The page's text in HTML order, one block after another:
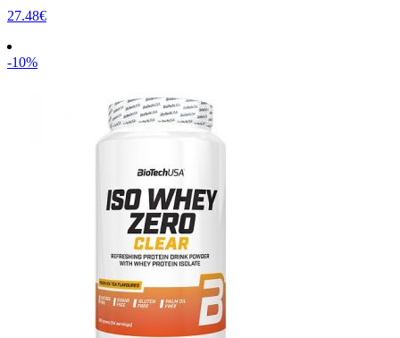
27.48€
-10%